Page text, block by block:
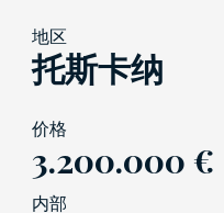
地区
托斯卡纳
价格
3.200.000 €
内部